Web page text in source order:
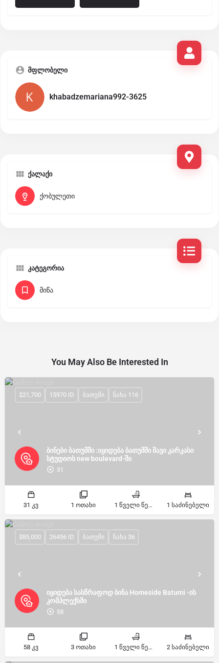
მფლობელი
khabadzemariana992-3625
ქალაქი
ქობულეთი
კატეგორია
მიწა
You May Also Be Interested In
ბინები ბათუმში :იყიდება ბათუმში შავი კარკასი
სტუდიოს new boulevard-ში
31
$21,700 15970 ID ბათუმი ნახა 116
31 კვ 1 ოთახი 1 წველი წერტილი 1 საძინებელი
იყიდება სასწრაფოდ ბინა Homeside Batumi -ის
კომპლექსში
58
$85,000 26456 ID ბათუმი ნახა 36
58 კვ 3 ოთახი 1 წველი წერტილი 2 საძინებელი